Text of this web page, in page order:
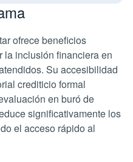
ofrece beneficios
la inclusión financiera en
Su accesibilidad
crediticio formal
en buró de
significativamente los
el acceso rápido al